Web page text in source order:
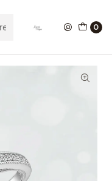
0
- ley 925 -